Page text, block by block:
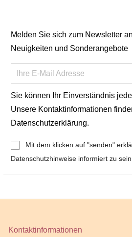
Melden Sie sich zum Newsletter
Neuigkeiten und Sonderangebote
Sie können Ihr Einverständnis
Unsere Kontaktinformationen
Datenschutzerklärung.
Mit dem klicken auf "senden"
Datenschutzhinweise informiert zu sein.
Kontaktinformationen